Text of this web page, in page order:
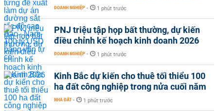
DOANH NGHIỆP - 1 phút trước
PNJ triệu tập họp bất thường, dự kiến
điều chỉnh kế hoạch kinh doanh 2026
DOANH NGHIỆP - 1 phút trước
Kinh Bắc dự kiến cho thuê tối thiểu 100
ha đất công nghiệp trong nửa cuối năm
NHÀ ĐẤT - 1 phút trước